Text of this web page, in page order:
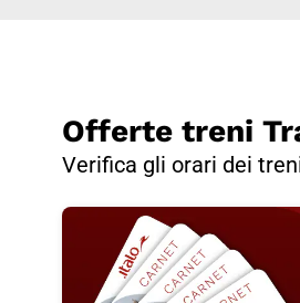
Offerte treni
Verifica gli orari dei